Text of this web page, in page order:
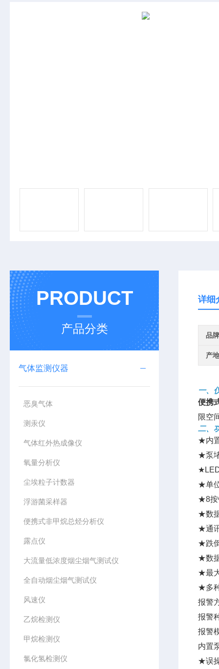
PRODUCT
产品分类
气体监测仪器
恶臭气体
测汞仪
气体红外热成像仪
氧量分析仪
尘埃粒子计数器
浮游菌采样器
便携式非甲烷总烃分析仪
露点仪
大流量低浓度烟尘烟气测试仪
全自动烟尘烟气测试仪
风速仪
乙烷检测仪
甲烷检测仪
氯化氢检测仪
详细
品牌
产
一、
便携
限空
二、
★内
★泵
★单
★8按
★数
★通
★跌
★数
★最
★多
报警
报警
报
内置
★误